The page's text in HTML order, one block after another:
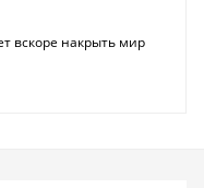
вскоре накрыть мир